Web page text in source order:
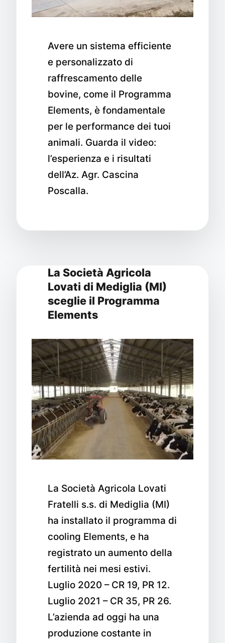
Avere un sistema efficiente
e personalizzato di
raffrescamento delle
bovine, come il Programma
Elements, è fondamentale
per le performance dei tuoi
animali. Guarda il video:
l’esperienza e i risultati
dell’Az. Agr. Cascina
Poscalla.
La Società Agricola
Lovati di Mediglia (MI)
sceglie il Programma
Elements
La Società Agricola Lovati
Fratelli s.s. di Mediglia (MI)
ha installato il programma di
cooling Elements, e ha
registrato un aumento della
fertilità nei mesi estivi.
Luglio 2020 – CR 19, PR 12.
Luglio 2021 – CR 35, PR 26.
L’azienda ad oggi ha una
produzione costante in